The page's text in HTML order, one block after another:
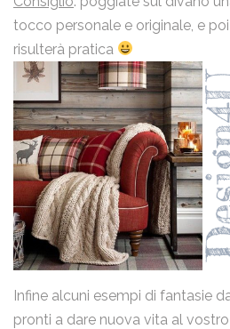
tocco personale e originale, e
risulterà pratica
Infine alcuni esempi di fantasie
pronti a dare nuova vita al
Ho letto la Privacy Policye
miei dati personali.
Invia